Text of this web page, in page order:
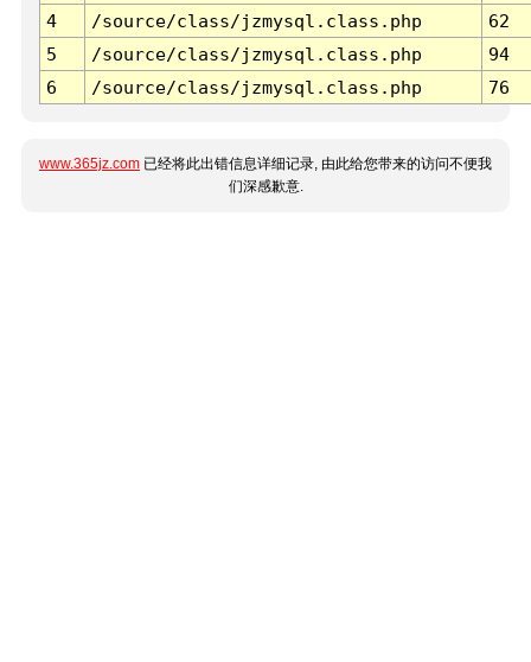
4
/source/class/jzmysql.class.php
62
5
/source/class/jzmysql.class.php
94
6
/source/class/jzmysql.class.php 76
www.365jz.com 已经将此出错信息详细记录, 由此给您带来的访问不便我
们深感歉意.